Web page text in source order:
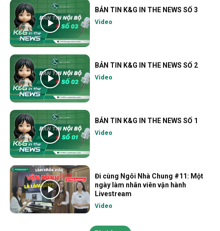
BẢN TIN K&G IN THE NEWS SỐ 3
Video
BẢN TIN K&G IN THE NEWS SỐ 2
Video
BẢN TIN K&G IN THE NEWS SỐ 1
Video
Đi cùng Ngôi Nhà Chung #11: Một
ngày làm nhân viên vận hành
Livestream
Video